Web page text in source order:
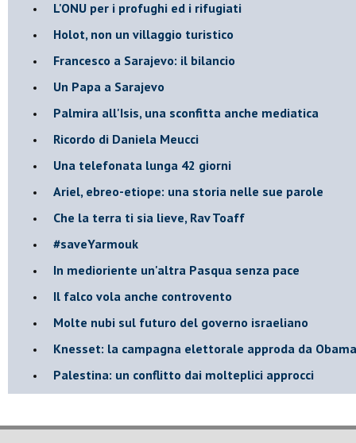
L'ONU per i profughi ed i rifugiati
Holot, non un villaggio turistico
Francesco a Sarajevo: il bilancio
Un Papa a Sarajevo
Palmira all'Isis, una sconfitta anche mediatica
Ricordo di Daniela Meucci
​Una telefonata lunga 42 giorni
​Ariel, ebreo-etiope: una storia nelle sue parole
Che la terra ti sia lieve, Rav Toaff
​#saveYarmouk
​In medioriente un'altra Pasqua senza pace
​Il falco vola anche controvento
Molte nubi sul futuro del governo israeliano
Knesset: la campagna elettorale approda da Obama
Palestina: un conflitto dai molteplici approcci